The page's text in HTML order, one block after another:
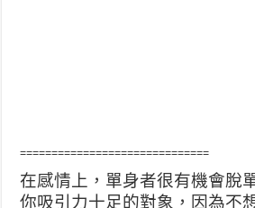
==============================
在感情上，單身者很有機會脫
你吸引力十足的對象，因為不